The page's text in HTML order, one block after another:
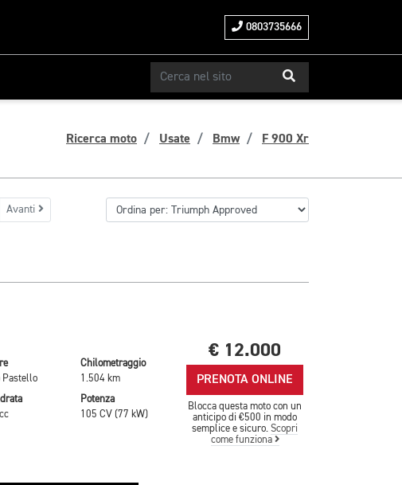
0803735666
Ricerca moto Usate Bmw F 900 Xr
Avanti
Pastello
Chilometraggio
1.504 km
Potenza
105 CV (77 kW)
€ 12.000
PRENOTA ONLINE
Blocca questa moto con un
anticipo di €500 in modo
semplice e sicuro.Scopri
come funziona